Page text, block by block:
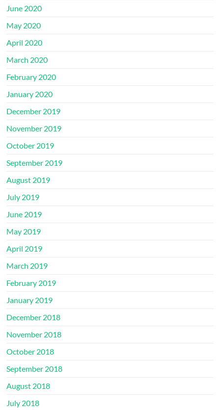
June 2020
May 2020
April 2020
March 2020
February 2020
January 2020
December 2019
November 2019
October 2019
September 2019
August 2019
July 2019
June 2019
May 2019
April 2019
March 2019
February 2019
January 2019
December 2018
November 2018
October 2018
September 2018
August 2018
July 2018